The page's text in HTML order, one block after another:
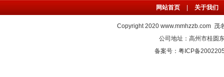
网站首页 关于我们
Copyright 2020 www.mmhzzb.com 茂
公司地址：高州市桂圆
备案号：粤ICP备